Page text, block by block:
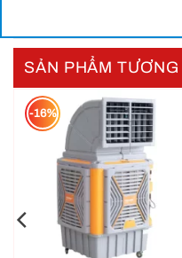
Nguyên lý hoạt động
Nhờ thiết kếdi động
chuyển đến nhiều
cầu làm mát linh hoạt.
Tham khảo
SẢN PHẨM
-16%